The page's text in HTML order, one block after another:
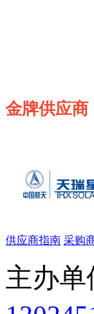
金牌供应商
供应商指南 采购
主办